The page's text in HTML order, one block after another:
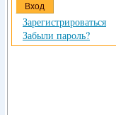
Зарегистрироваться
Забыли пароль?